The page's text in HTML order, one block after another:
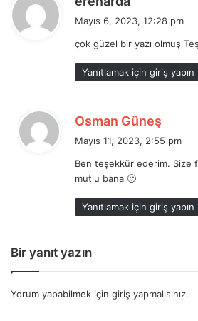
i
k
i
Mayıs 6, 2023, 12:28 pm
çok güzel bir yazı olmuş
Yanıtlamak için giriş yapın
Osman Güneş
i
i
:
Mayıs 11, 2023, 2:55 pm
Ben teşekkür ederim. Size
mutlu bana 🙂
Yanıtlamak için giriş yapın
Bir yanıt yazın
Yorum yapabilmek için giriş yapmalısınız.